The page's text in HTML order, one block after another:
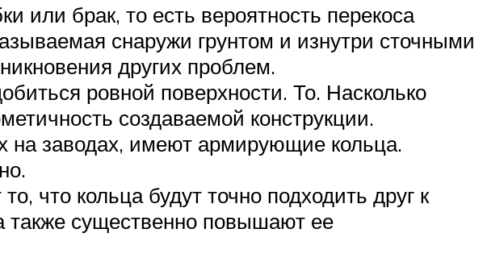
брак, то есть вероятность перекоса
снаружи грунтом и изнутри сточными
других проблем.
ровной поверхности. То. Насколько
создаваемой конструкции.
на заводах, имеют армирующие кольца.
что кольца будут точно подходить друг к
также существенно повышают ее